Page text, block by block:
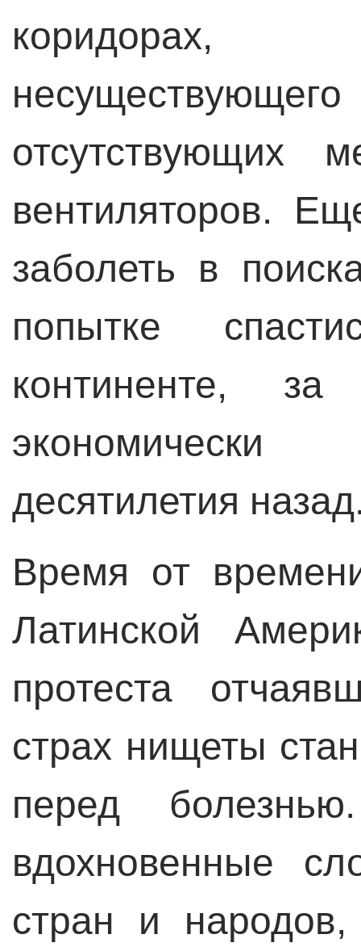
коридорах,
отсутствующих
вентиляторов.
заболеть в
попытке
континенте,
десятилетия
Время от
Латинской
протеста
страх нищеты
перед
вдохновенные
стран и